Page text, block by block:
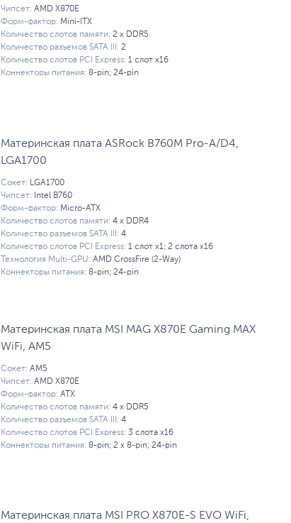
Чипсет: AMD X870E
Форм-фактор: Mini-ITX
Количество слотов памяти: 2 x DDR5
Количество разъемов SATA III: 2
Количество слотов PCI Express: 1 слот x16
Коннекторы питания: 8-pin; 24-pin
Материнская плата ASRock B760M Pro-A/D4,
LGA1700
Сокет: LGA1700
Чипсет:
Intel B760
Форм-фактор: Micro-ATX
Количество слотов памяти: 4 x DDR4
Количество разъемов SATA III: 4
Количество слотов PCI Express: 1 слот x1; 2 слота x16
Технология Multi-GPU: AMD CrossFire (2-Way)
Коннекторы питания: 8-pin; 24-pin
Материнская плата MSI MAG X870E Gaming MAX
WiFi, AM5
Сокет: AM5
Чипсет: AMD X870E
Форм-фактор: ATX
Количество слотов памяти: 4 x DDR5
Количество разъемов SATA III: 4
Количество слотов PCI Express: 3 слота x16
Коннекторы питания: 8-pin; 2 x 8-pin; 24-pin
Материнская плата MSI PRO X870E-S EVO WiFi,